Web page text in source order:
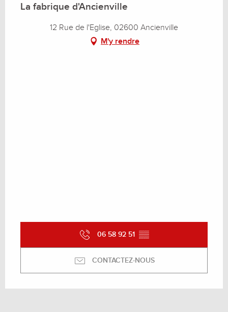
La fabrique d'Ancienville
12 Rue de l'Eglise, 02600 Ancienville
M'y rendre
06 58 92 51 ▒▒
CONTACTEZ-NOUS